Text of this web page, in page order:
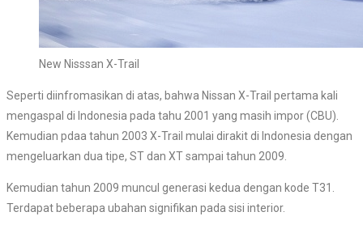
New Nisssan X-Trail
Seperti diinfromasikan di atas, bahwa Nissan X-Trail pertama kali
mengaspal di Indonesia pada tahu 2001 yang masih impor (CBU).
Kemudian pdaa tahun 2003 X-Trail mulai dirakit di Indonesia dengan
mengeluarkan dua tipe, ST dan XT sampai tahun 2009.
Kemudian tahun 2009 muncul generasi kedua dengan kode T31.
Terdapat beberapa ubahan signifikan pada sisi interior.